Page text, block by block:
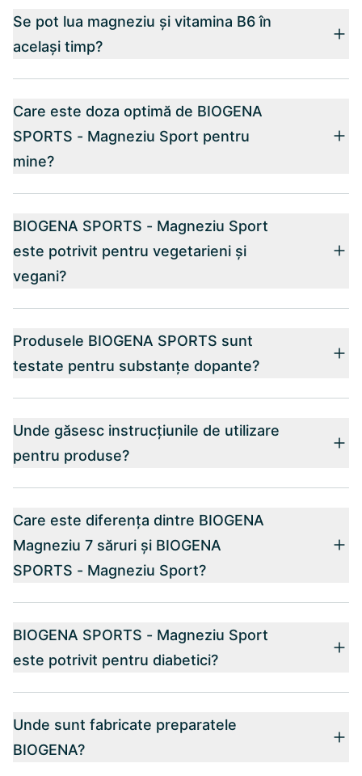
Se pot lua magneziu și vitamina B6 în
același timp?
Care este doza optimă de BIOGENA
SPORTS - Magneziu Sport pentru
mine?
BIOGENA SPORTS - Magneziu Sport
este potrivit pentru vegetarieni și
vegani?
Produsele BIOGENA SPORTS sunt
testate pentru substanțe dopante?
Unde găsesc instrucțiunile de utilizare
pentru produse?
Care este diferența dintre BIOGENA
Magneziu 7 săruri și BIOGENA
SPORTS - Magneziu Sport?
BIOGENA SPORTS - Magneziu Sport
este potrivit pentru diabetici?
Unde sunt fabricate preparatele
BIOGENA?